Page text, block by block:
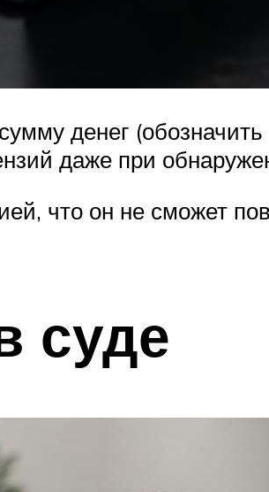
денег
даже при
что он не сможет
суде